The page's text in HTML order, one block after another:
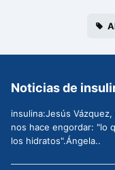
Noticias de
insulina:Jesús
nos hace engordar: "lo
los hidratos".Ángela..